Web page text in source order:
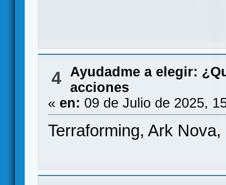
4 Ayudadme a elegir:
acciones
« en: 09 de Julio de 2025,
Terraforming, Ark